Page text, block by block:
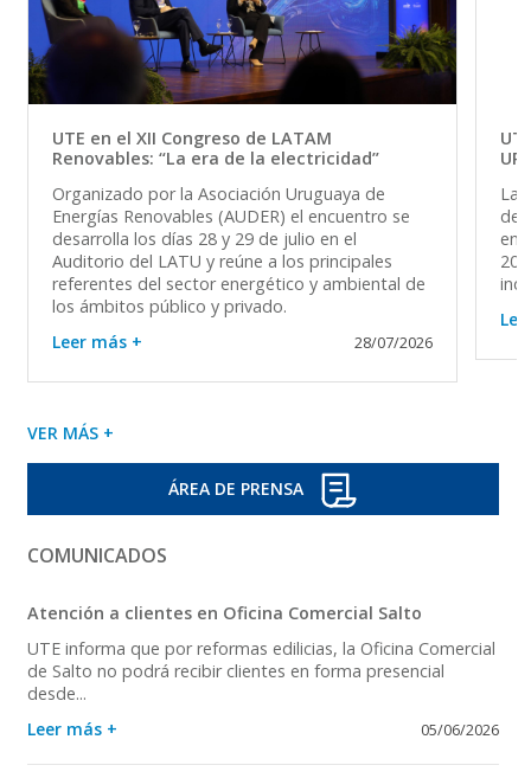
UTE en el XII Congreso de LATAM
Renovables: “La era de la electricidad”
Organizado por la Asociación Uruguaya de
Energías Renovables (AUDER) el encuentro se
desarrolla los días 28 y 29 de julio en el
Auditorio del LATU y reúne a los principales
referentes del sector energético y ambiental de
los ámbitos público y privado.
Leer más +
28/07/2026
La
del
en
VER MÁS +
ÁREA DE PRENSA
COMUNICADOS
Atención a clientes en Oficina Comercial Salto
UTE informa que por reformas edilicias, la Oficina Comercial
de Salto no podrá recibir clientes en forma presencial
desde...
Leer más +
05/06/2026